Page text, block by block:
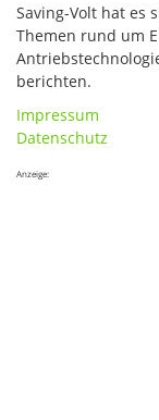
Saving-Volt hat es
Themen rund um
berichten.
Impressum
Datenschutz
Anzeige: